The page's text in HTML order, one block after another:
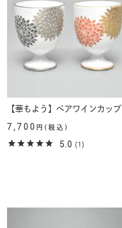
【華もよう】ペアワインカップ
7,700 円(税込)
5.0 (1)